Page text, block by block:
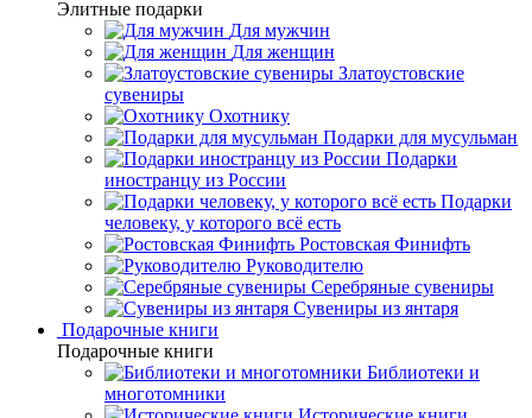
Элитные подарки
Для мужчин
Для женщин
Златоустовские
сувениры
Охотнику
Подарки для мусульман
Подарки
иностранцу из России
Подарки
человеку, у которого всё есть
Ростовская Финифть
Руководителю
Серебряные сувениры
Сувениры из янтаря
Подарочные книги
Подарочные книги
Библиотеки и
многотомники